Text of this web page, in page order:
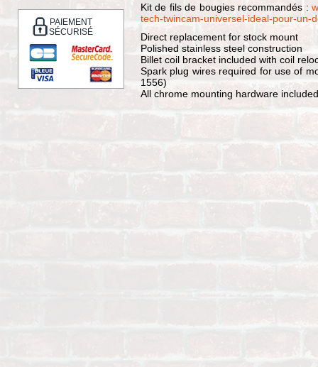
PAIEMENT
SÉCURISÉ
Kit de fils de bougies recommandés :
tech-twincam-universel-ideal-pour-un-
Direct replacement for stock mount
Polished stainless steel construction
Billet coil bracket included with coil
Spark plug wires required for use of
1556)
All chrome mounting hardware included